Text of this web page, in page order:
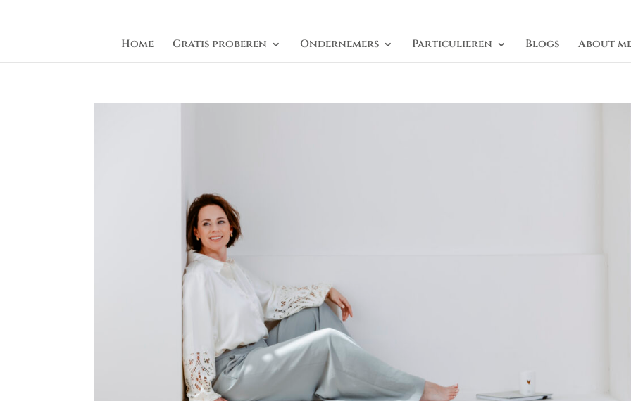
Home Gratis proberen Ondernemers Particulieren Blogs About